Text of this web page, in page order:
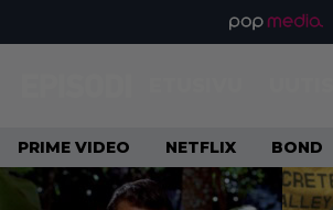
PRIME VIDEO NETFLIX BOND